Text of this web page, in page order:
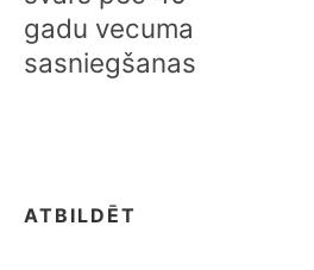
gadu vecuma
sasniegšanas
ATBILDĒT